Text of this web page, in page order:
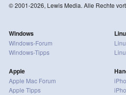
© 2001-2026, Lewis Media. Alle Rechte
Windows
Windows-Forum
Windows-Tipps
Apple
Apple Mac Forum
Apple Tipps